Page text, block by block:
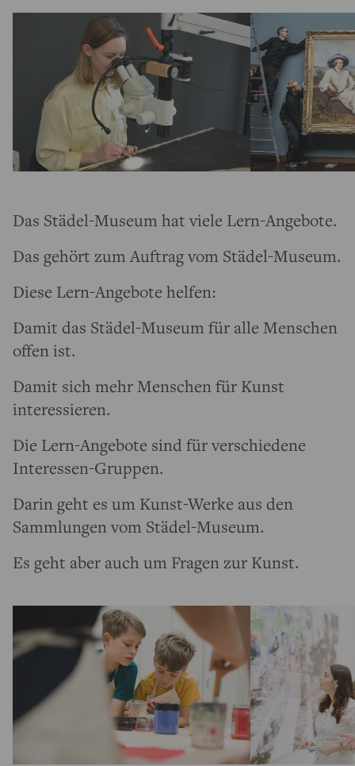
Das Städel-Museum hat viele Lern-Angebote.
Das gehört zum Auftrag vom Städel-Museum.
Diese Lern-Angebote helfen:
Damit das Städel-Museum für alle Menschen
offen ist.
Damit sich mehr Menschen für Kunst
interessieren.
Die Lern-Angebote sind für verschiedene
Interessen-Gruppen.
Darin geht es um Kunst-Werke aus den
Sammlungen vom Städel-Museum.
Es geht aber auch um Fragen zur Kunst.